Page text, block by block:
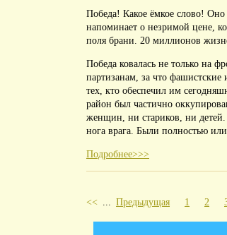
Победа! Какое ёмкое слово!
напоминает о незримой цене,
поля брани. 20 миллионов
Победа ковалась не только на
партизанам, за что фашистские
тех, кто обеспечил им
район был частично
женщин, ни стариков, ни детей.
нога врага. Были полностью
Подробнее>>>
<< Предыдущая 1 2